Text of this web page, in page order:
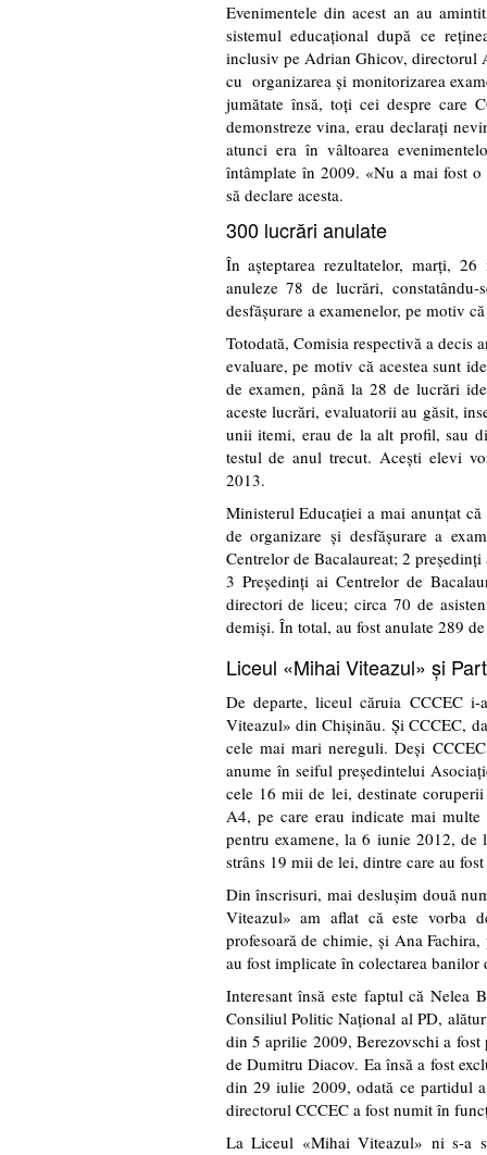
Evenimentele din acest an au
sistemul educaţional după ce
inclusiv pe Adrian Ghicov, directorul
cu organizarea şi monitorizarea
jumătate însă, toţi cei despre care
demonstreze vina, erau declaraţi
atunci era în vâltoarea
întâmplate în 2009. «Nu a mai fost o
să declare acesta.
300 lucrări anulate
În aşteptarea rezultatelor, marţi,
anuleze 78 de lucrări,
desfăşurare a examenelor, pe motiv
Totodată, Comisia respectivă a decis
evaluare, pe motiv că acestea sunt
de examen, până la 28 de lucrări
aceste lucrări, evaluatorii au găsit,
unii itemi, erau de la alt profil, sau
testul de anul trecut. Aceşti elevi
2013.
Ministerul Educaţiei a mai anunţat
de organizare şi desfăşurare a
Centrelor de Bacalaureat; 2
3 Preşedinţi ai Centrelor de
directori de liceu; circa 70 de
demişi. În total, au fost anulate 289
Liceul «Mihai Viteazul» şi
De departe, liceul căruia CCCEC
Viteazul» din Chişinău. Şi CCCEC,
cele mai mari nereguli. Deşi
anume în seiful preşedintelui
cele 16 mii de lei, destinate
A4, pe care erau indicate mai
pentru examene, la 6 iunie 2012,
strâns 19 mii de lei, dintre care au
Din înscrisuri, mai desluşim două
Viteazul» am aflat că este vorba
profesoară de chimie, şi Ana
au fost implicate în colectarea
Interesant însă este faptul că Nelea
Consiliul Politic Naţional al PD,
din 5 aprilie 2009, Berezovschi a
de Dumitru Diacov. Ea însă a fost
din 29 iulie 2009, odată ce partidul
directorul CCCEC a fost numit în
La Liceul «Mihai Viteazul» ni s-a